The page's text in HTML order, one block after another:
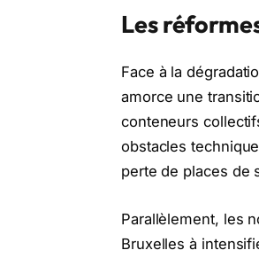
Les
Face à la
amorce une
conteneurs
obstacles
perte de places de
Parallèlement, les
Bruxelles à